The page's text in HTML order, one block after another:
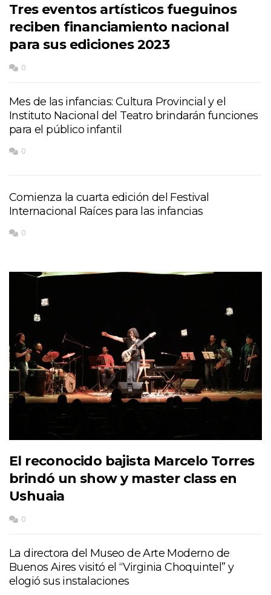
Tres eventos artísticos fueguinos
reciben financiamiento nacional
para sus ediciones 2023
0
Mes de las infancias: Cultura Provincial y el
Instituto Nacional del Teatro brindarán funciones
para el público infantil
0
Comienza la cuarta edición del Festival
Internacional Raíces para las infancias
0
El reconocido bajista Marcelo Torres
brindó un show y master class en
Ushuaia
0
La directora del Museo de Arte Moderno de
Buenos Aires visitó el “Virginia Choquintel” y
elogió sus instalaciones